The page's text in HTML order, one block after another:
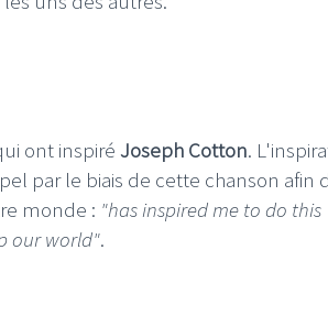
ont inspiré Joseph Cotton.
par le biais de cette chanson afin
monde : "has inspired me to do this
our world".